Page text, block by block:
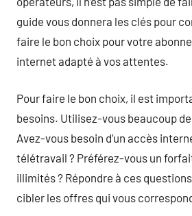
guide vous donnera les clés pour
faire le bon choix pour votre
internet adapté à vos attentes.
Pour faire le bon choix, il est
besoins. Utilisez-vous beaucoup
Avez-vous besoin d’un accès
télétravail ? Préférez-vous un
illimités ? Répondre à ces
cibler les offres qui vous